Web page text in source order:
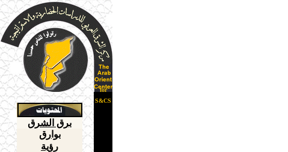
for
S&CS
برق الشرق
بوارق
رؤية